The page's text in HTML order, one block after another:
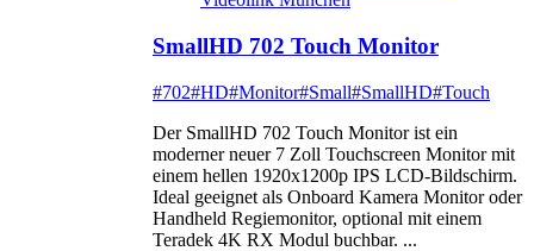
SmallHD 702 Touch Monitor
#702#HD#Monitor#Small#SmallHD#Touch
Der SmallHD 702 Touch Monitor ist ein
moderner neuer 7 Zoll Touchscreen Monitor mit
einem hellen 1920x1200p IPS LCD-Bildschirm.
Ideal geeignet als Onboard Kamera Monitor oder
Handheld Regiemonitor, optional mit einem
Teradek 4K RX Modul buchbar. ...